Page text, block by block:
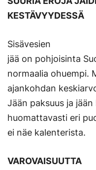
KESTÄVYYDESSÄ
Sisävesien
jää on pohjoisinta
normaalia ohuempi.
ajankohdan
Jään paksuus ja
huomattavasti eri
ei näe kalenterista.
VAROVAISUUTTA